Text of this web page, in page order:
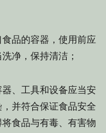
品的容器，使用前应
净，保持清洁；
、工具和设备应当安
并符合保证食品安全
食品与有毒、有害物